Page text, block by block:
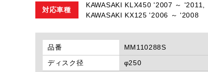
対応車種
KAWASAKI KLX450 '2007 ～ '2011,
KAWASAKI KX125 '2006 ～ '2008
品番 MM110288S
ディスク径
φ250